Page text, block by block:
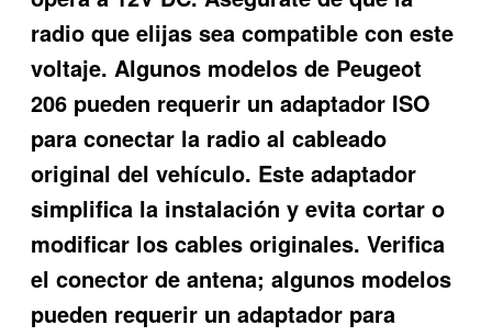
radio que elijas sea compatible con este
voltaje. Algunos modelos de Peugeot
206 pueden requerir un adaptador ISO
para conectar la radio al cableado
original del vehículo. Este adaptador
simplifica la instalación y evita cortar o
modificar los cables originales. Verifica
el conector de antena; algunos modelos
pueden requerir un adaptador para